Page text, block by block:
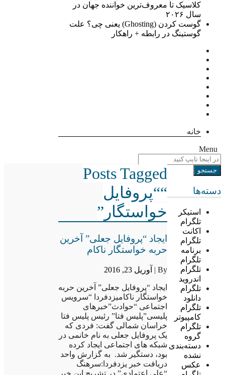
کلاسیک تا معروف‌ترین خواننده جهان در
سال ۲۰۲۶
گوست کردن (Ghosting) یعنی چی؟ علت
گوستینگ در رابطه + راهکار
خانه
Menu
دسته‌ها
استیکر
تلگرام
اکانت
تلگرام
برنامه
تلگرام
تلگرام
اندروید
تلگرام
دانلود
تلگرام
کامپیوتر
تلگرام
گروه
دسته‌بندی
نشده
عکس
Posts Tagged
““پروفایل
خواستگار”
ایجاد “پروفایل جعلی” آخرین
حربه خواستگار ناکام
By | آوریل 23, 2016
ایجاد “پروفایل جعلی” آخرین حربه
خواستگار ناکامیزدفردا “سرویس
اجتماعی “حوادث”خبرهای
پلیسی”پلیس فتا” رئیس پلیس فتا
خراسان شمالی گفت: فردی که
یک پروفایل جعلی به نام خانمی در
شبکه های اجتماعی ایجاد کرده
بود، دستگیر شد. به گزارش واحد
دریافت خبر یزدفردا:سرهنگ
“علی اعتمادی” در تشریح این خبر